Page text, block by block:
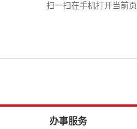
扫一扫在手机打开当前页
办事服务